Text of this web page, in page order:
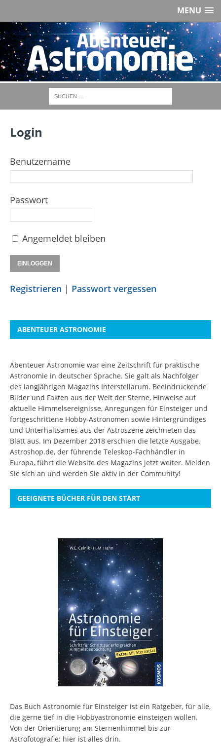
MENU
Login
Benutzername
Passwort
Angemeldet bleiben
Registrieren | Passwort vergessen
ABENTEUER ASTRONOMIE
Abenteuer Astronomie war eine Zeitschrift für praktische
Astronomie in deutscher Sprache. Sie galt als Nachfolger
des langjährigen Magazins Interstellarum. Beeindruckende
Bilder und Fakten aus der Welt der Sterne, Hinweise auf
aktuelle Himmelsereignisse, Anregungen für Einsteiger und
fortgeschrittene Hobby-Astronomen sowie Hintergründiges
und Unterhaltsames aus der Astroszene zeichneten das
Blatt aus. Im Dezember 2018 erschien die letzte Ausgabe.
Astroshop.de, der führende Teleskop-Fachhändler in
Europa, führt die Website des Magazins jetzt weiter. Melden
Sie sich an und werden Sie aktiv in der Community!
GEEIGNETE BÜCHER FÜR DEN START
Das Buch Astronomie für Einsteiger ist ein Ratgeber, für alle,
die gerne tief in die Hobbyastronomie einsteigen wollen.
Von der Orientierung am Sternenhimmel bis zur
Astrofotografie: hier ist alles drin.